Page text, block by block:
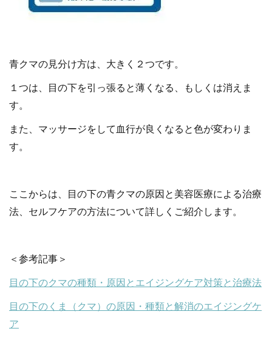
青クマの見分け方は、大きく２つです。
１つは、目の下を引っ張ると薄くなる、もしくは消えま
す。
また、マッサージをして血行が良くなると色が変わりま
す。
ここからは、目の下の青クマの原因と美容医療による治療
法、セルフケアの方法について詳しくご紹介します。
＜参考記事＞
目の下のクマの種類・原因とエイジングケア対策と治療法
目の下のくま（クマ）の原因・種類と解消のエイジングケ
ア